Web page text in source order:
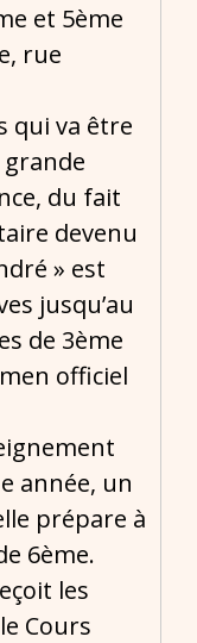
et 5ème
rue
qui va être
du fait
devenu
» est
jusqu’au
de 3ème
officiel
année, un
prépare à
6ème.
les
Cours